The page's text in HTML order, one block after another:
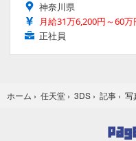
神奈川県
月給31万6,200円～60万
正社員
ホーム › 任天堂 › 3DS › 記事 › 写